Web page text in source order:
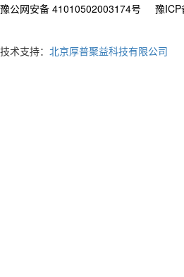
豫公网安备 41010502003174号 豫ICP
技术支持： 北京厚普聚益科技有限公司